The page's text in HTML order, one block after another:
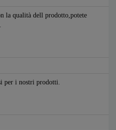
la qualità dell prodotto,potete
per i nostri prodotti.